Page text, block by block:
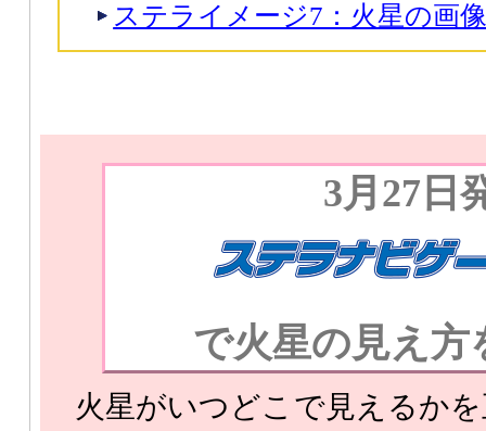
ステライメージ7：火星の画
3月27日
で火星の見え方
火星がいつどこで見えるか